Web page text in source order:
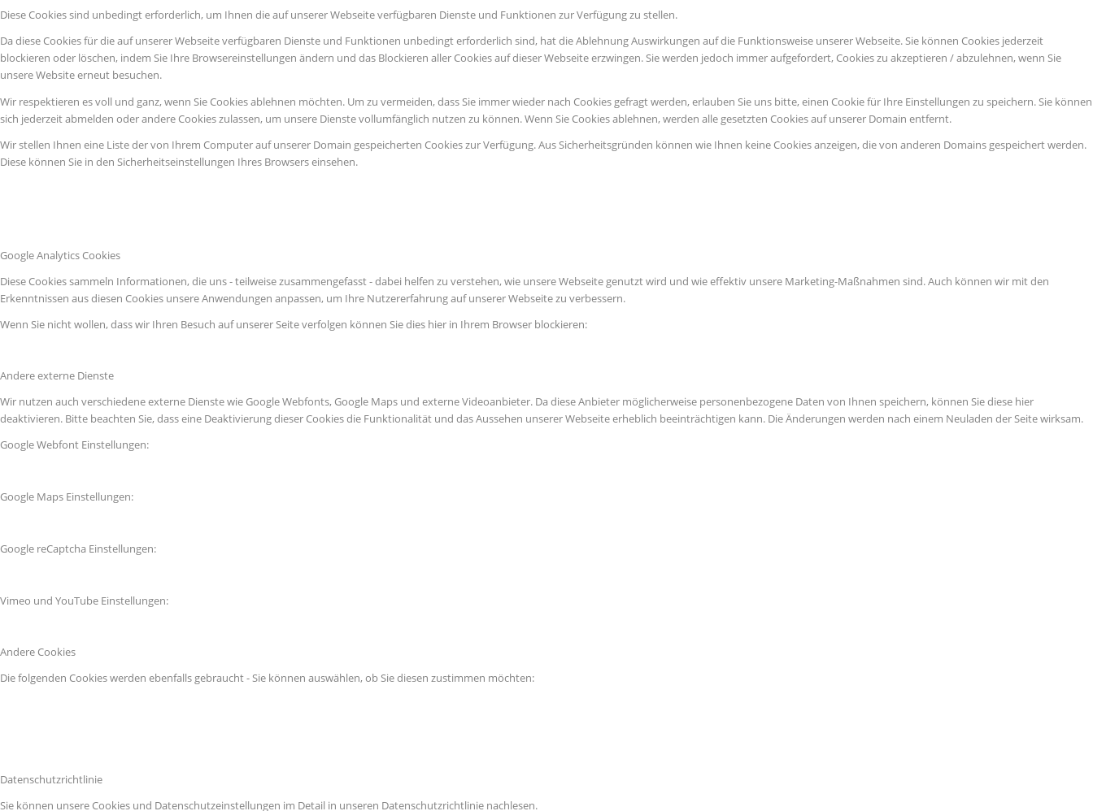
Diese Cookies sind unbedingt erforderlich, um Ihnen die auf unserer Webseite verfügbaren Dienste und Funktionen zur Verfügung zu stellen.
Da diese Cookies für die auf unserer Webseite verfügbaren Dienste und Funktionen unbedingt erforderlich sind, hat die Ablehnung Auswirkungen auf die Funktionsweise unserer Webseite. Sie können Cookies jederzeit
blockieren oder löschen, indem Sie Ihre Browsereinstellungen ändern und das Blockieren aller Cookies auf dieser Webseite erzwingen. Sie werden jedoch immer aufgefordert, Cookies zu akzeptieren / abzulehnen, wenn Sie
unsere Website erneut besuchen.
Wir respektieren es voll und ganz, wenn Sie Cookies ablehnen möchten. Um zu vermeiden, dass Sie immer wieder nach Cookies gefragt werden, erlauben Sie uns bitte, einen Cookie für Ihre Einstellungen zu speichern. Sie können
sich jederzeit abmelden oder andere Cookies zulassen, um unsere Dienste vollumfänglich nutzen zu können. Wenn Sie Cookies ablehnen, werden alle gesetzten Cookies auf unserer Domain entfernt.
Wir stellen Ihnen eine Liste der von Ihrem Computer auf unserer Domain gespeicherten Cookies zur Verfügung. Aus Sicherheitsgründen können wie Ihnen keine Cookies anzeigen, die von anderen Domains gespeichert werden.
Diese können Sie in den Sicherheitseinstellungen Ihres Browsers einsehen.
Google Analytics Cookies
Diese Cookies sammeln Informationen, die uns - teilweise zusammengefasst - dabei helfen zu verstehen, wie unsere Webseite genutzt wird und wie effektiv unsere Marketing-Maßnahmen sind. Auch können wir mit den
Erkenntnissen aus diesen Cookies unsere Anwendungen anpassen, um Ihre Nutzererfahrung auf unserer Webseite zu verbessern.
Wenn Sie nicht wollen, dass wir Ihren Besuch auf unserer Seite verfolgen können Sie dies hier in Ihrem Browser blockieren:
Andere externe Dienste
Wir nutzen auch verschiedene externe Dienste wie Google Webfonts, Google Maps und externe Videoanbieter. Da diese Anbieter möglicherweise personenbezogene Daten von Ihnen speichern, können Sie diese hier
deaktivieren. Bitte beachten Sie, dass eine Deaktivierung dieser Cookies die Funktionalität und das Aussehen unserer Webseite erheblich beeinträchtigen kann. Die Änderungen werden nach einem Neuladen der Seite wirksam.
Google Webfont Einstellungen:
Google Maps Einstellungen:
Google reCaptcha Einstellungen:
Vimeo und YouTube Einstellungen:
Andere Cookies
Die folgenden Cookies werden ebenfalls gebraucht - Sie können auswählen, ob Sie diesen zustimmen möchten:
Datenschutzrichtlinie
Sie können unsere Cookies und Datenschutzeinstellungen im Detail in unseren Datenschutzrichtlinie nachlesen.